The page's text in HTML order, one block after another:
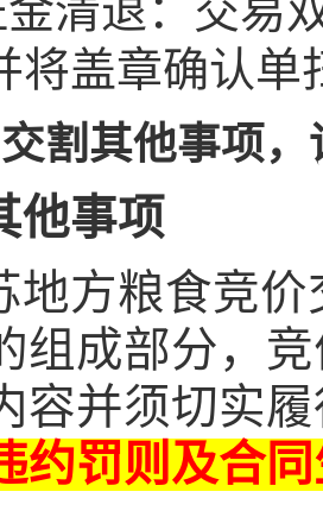
清退：交易
将盖章确认
割其他事项
他事项
地方粮食竞
组成部分，
容并须切实
约罚则及合